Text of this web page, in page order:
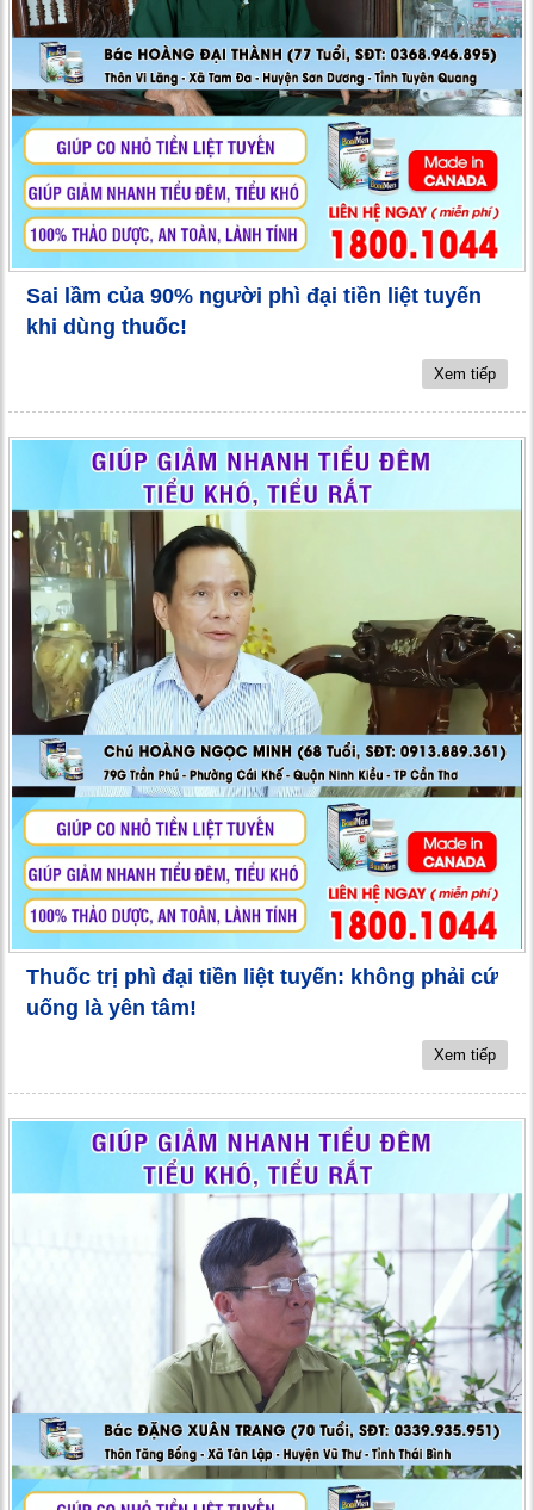
Sai lầm của 90% người phì đại tiền liệt tuyến
khi dùng thuốc!
Xem tiếp
Thuốc trị phì đại tiền liệt tuyến: không phải cứ
uống là yên tâm!
Xem tiếp